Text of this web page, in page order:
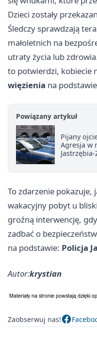
Dzieci zostały
Śledczy sprawdzają
małoletnich na
utraty życia lub
to potwierdzi, kobiecie
więzienia na podstawie
Powiązany artykuł
Pijany
Agresja w
To zdarzenie pokazuje,
wakacyjny pobyt u
groźną interwencję,
zadbać o
na podstawie: Policja
Autor:krystian
Zaobserwuj nas!